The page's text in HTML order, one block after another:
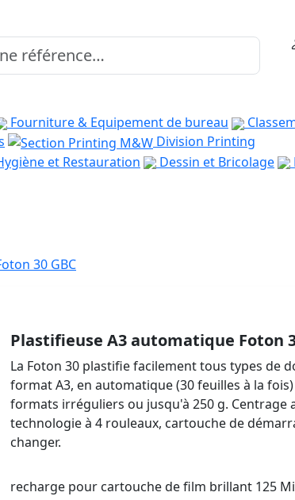
Fourniture & Equipement de bureau
Division Printing
et Restauration Dessin et Bricolage
30 GBC
Plastifieuse A3 automatique Foton
La Foton 30 plastifie facilement tous types de
format A3, en automatique (30 feuilles à la
formats irréguliers ou jusqu'à 250 g. Centrage
technologie à 4 rouleaux, cartouche de
changer.
recharge pour cartouche de film brillant 125